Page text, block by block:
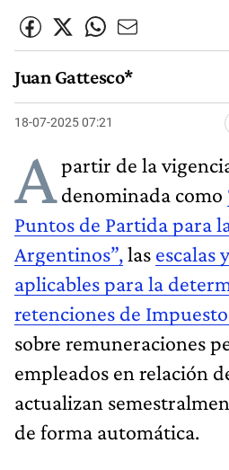
Juan Gattesco*
18-07-2025 07:21
Apartir de la
denominada como
Puntos de Partida para
Argentinos”,las escalas
aplicables para la
retenciones de
sobre remuneraciones
empleados en relación
actualizan
de forma automática.